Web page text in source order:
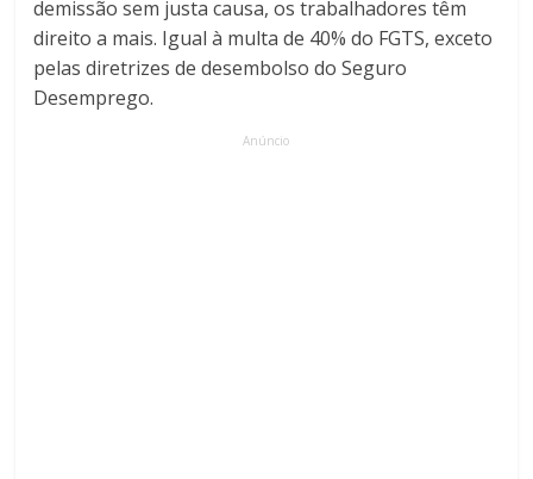
demissão sem justa causa, os trabalhadores têm
direito a mais. Igual à multa de 40% do FGTS, exceto
pelas diretrizes de desembolso do Seguro
Desemprego.
Anúncio